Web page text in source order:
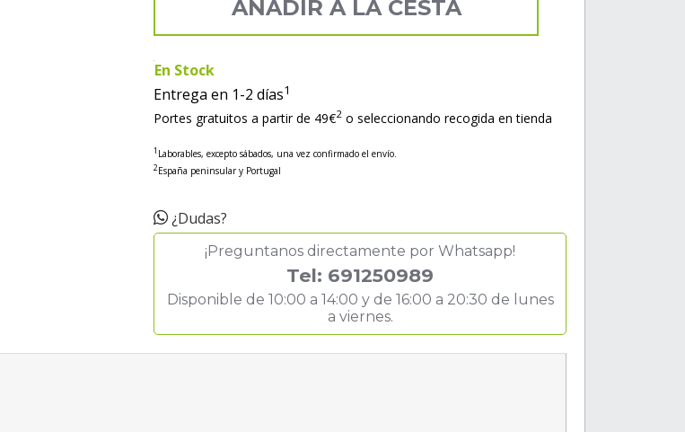
AÑADIR A LA CESTA
En Stock
Entrega en 1-2 días1
Portes gratuitos a partir de 49€2 o seleccionando recogida en tienda
1 Laborables, excepto sábados, una vez confirmado el envío.
2España peninsular y Portugal
¿Dudas?
¡Preguntanos directamente por Whatsapp!
Tel: 691250989
Disponible de 10:00 a 14:00 y de 16:00 a 20:30 de lunes
a viernes.